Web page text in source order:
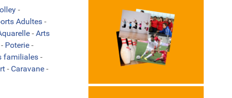
-
Adultes -
- Arts
- Poterie -
familiales -
- Caravane -